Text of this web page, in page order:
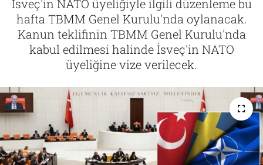
İsveç'in NATO üyeliğiyle ilgili düzenleme bu
hafta TBMM Genel Kurulu'nda oylanacak.
Kanun teklifinin TBMM Genel Kurulu'nda
kabul edilmesi halinde İsveç'in NATO
üyeliğine vize verilecek.
Tarih
İletişim
Künye